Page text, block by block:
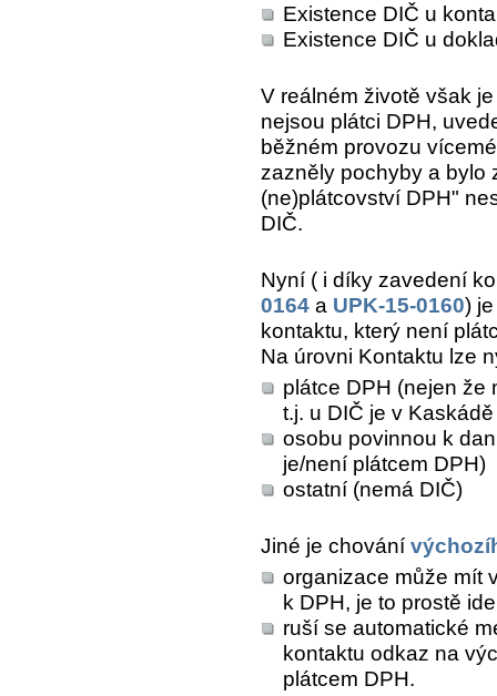
Existence DIČ u
Existence DIČ u
V reálném životě však
nejsou plátci DPH,
běžném provozu
zazněly pochyby a bylo
(ne)plátcovství DPH"
DIČ.
Nyní ( i díky zavedení
0164 a UPK-15-0160)
kontaktu, který není
Na úrovni Kontaktu lze
plátce DPH (nejen že
t.j. u DIČ je v
osobu povinnou k
je/není plátcem DPH)
ostatní (nemá DIČ)
Jiné je chování
organizace může mít
k DPH, je to prostě
ruší se automatické
kontaktu odkaz na
plátcem DPH.